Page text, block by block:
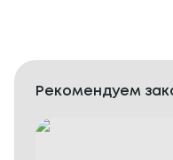
Рекомендуем